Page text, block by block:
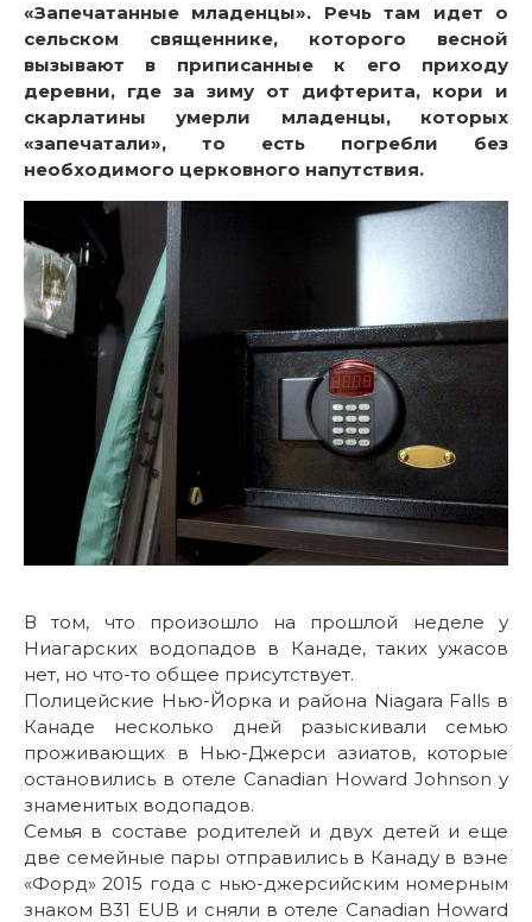
«Запечатанные младенцы». Речь там идет о
сельском священнике, которого весной
вызывают в приписанные к его приходу
деревни, где за зиму от дифтерита, кори и
скарлатины умерли младенцы, которых
«запечатали», то есть погребли без
необходимого церковного напутствия.
В том, что произошло на прошлой неделе у
Ниагарских водопадов в Канаде, таких ужасов
нет, но что-то общее присутствует.
Полицейские Нью-Йорка и района Niagara Falls в
Канаде несколько дней разыскивали семью
проживающих в Нью-Джерси азиатов, которые
остановились в отеле Canadian Howard Johnson у
знаменитых водопадов.
Семья в составе родителей и двух детей и еще
две семейные пары отправились в Канаду в вэне
«Форд» 2015 года с нью-джерсийским номерным
знаком B31 EUB и сняли в отеле Canadian Howard